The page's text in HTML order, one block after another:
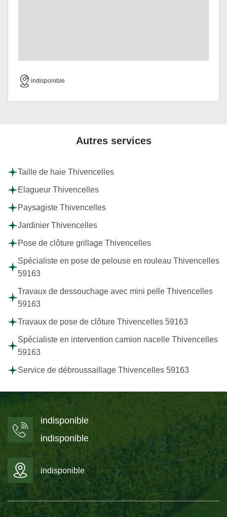
indisponible
Autres services
Taille de haie Thivencelles
Elagueur Thivencelles
Paysagiste Thivencelles
Jardinier Thivencelles
Pose de clôture grillage Thivencelles
Spécialiste en pose de pelouse en rouleau Thivencelles
59163
Travaux de dessouchage avec mini pelle Thivencelles
59163
Travaux de pose de clôture Thivencelles 59163
Spécialiste en intervention camion nacelle Thivencelles
59163
Service de débroussaillage Thivencelles 59163
indisponible
indisponible
indisponible